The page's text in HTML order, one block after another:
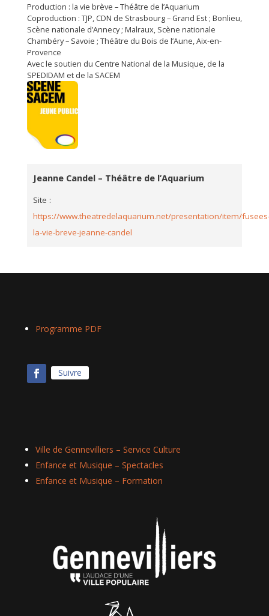
Production : la vie brève – Théâtre de l’Aquarium
Coproduction : TJP, CDN de Strasbourg – Grand Est ; Bonlieu,
Scène nationale d’Annecy ; Malraux, Scène nationale
Chambéry – Savoie ; Théâtre du Bois de l’Aune, Aix-en-
Provence
Avec le soutien du Centre National de la Musique, de la
SPEDIDAM et de la SACEM
Jeanne Candel – Théâtre de l’Aquarium
Site :
https://www.theatredelaquarium.net/presentation/item/
la-vie-breve-jeanne-candel
Programme PDF
Suivre
Ville de Gennevilliers – Service Culture
Enfance et Musique – Spectacles
Enfance et Musique – Formation